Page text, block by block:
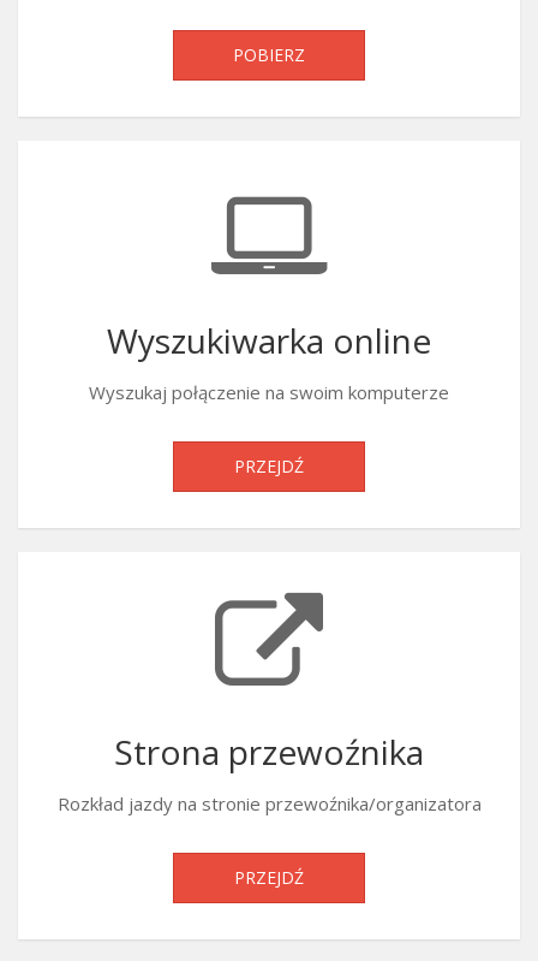
POBIERZ
Wyszukiwarka online
Wyszukaj połączenie na swoim komputerze
PRZEJDŹ
Strona przewoźnika
Rozkład jazdy na stronie przewoźnika/organizatora
PRZEJDŹ